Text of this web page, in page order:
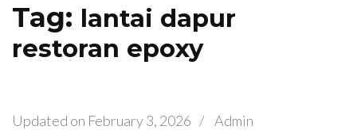
Tag: lantai dapur
restoran epoxy
Updated on February 3, 2026 / Admin